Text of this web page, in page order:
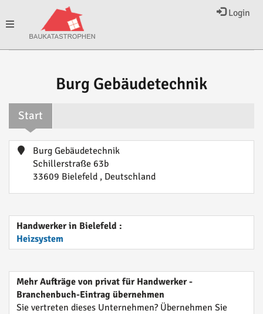
Login
Toggle
Burg Gebäudetechnik
Start
Burg Gebäudetechnik
Schillerstraße 63b
33609 Bielefeld , Deutschland
Handwerker in Bielefeld :
Heizsystem
Mehr Aufträge von privat für Handwerker -
Branchenbuch-Eintrag übernehmen
Sie vertreten dieses Unternehmen? Übernehmen Sie